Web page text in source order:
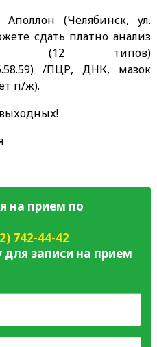
(Челябинск, ул.
сдать платно анализ
(12 типов)
/ПЦР, ДНК, мазок
п/ж).
на прием по
742-44-42
записи на прием